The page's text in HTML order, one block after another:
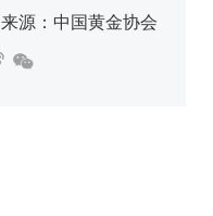
来源：中国黄金协会